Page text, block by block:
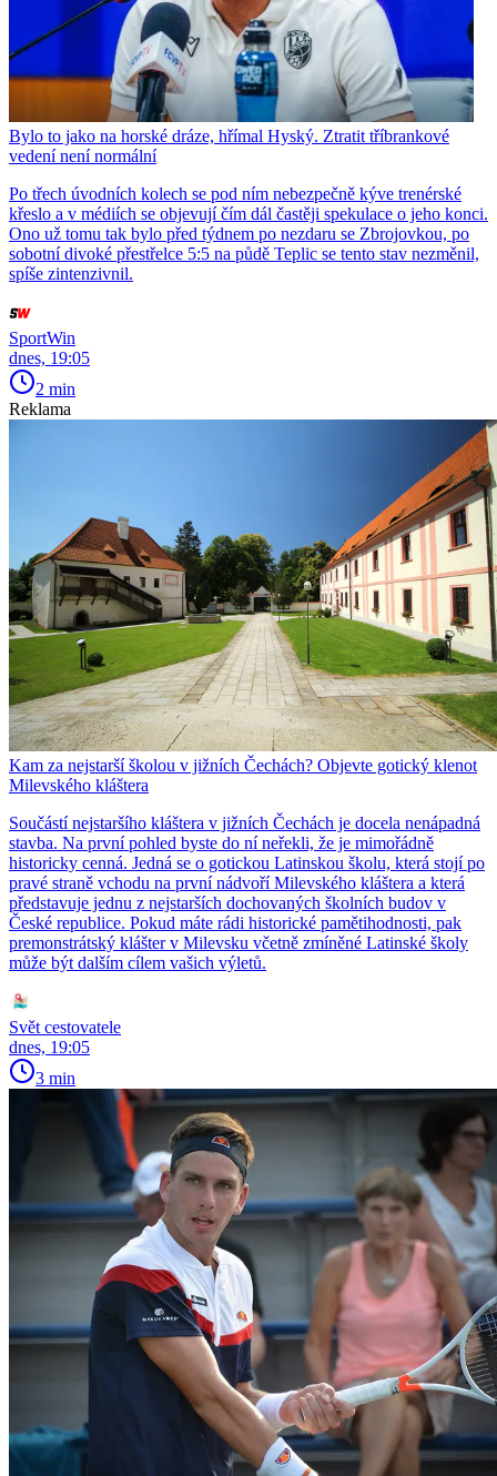
Bylo to jako na horské dráze, hřímal Hyský. Ztratit tříbrankové
vedení není normální
Po třech úvodních kolech se pod ním nebezpečně kýve trenérské
křeslo a v médiích se objevují čím dál častěji spekulace o jeho konci.
Ono už tomu tak bylo před týdnem po nezdaru se Zbrojovkou, po
sobotní divoké přestřelce 5:5 na půdě Teplic se tento stav nezměnil,
spíše zintenzivnil.
SportWin
dnes, 19:05
2 min
Reklama
Kam za nejstarší školou v jižních Čechách? Objevte gotický klenot
Milevského kláštera
Součástí nejstaršího kláštera v jižních Čechách je docela nenápadná
stavba. Na první pohled byste do ní neřekli, že je mimořádně
historicky cenná. Jedná se o gotickou Latinskou školu, která stojí po
pravé straně vchodu na první nádvoří Milevského kláštera a která
představuje jednu z nejstarších dochovaných školních budov v
České republice. Pokud máte rádi historické pamětihodnosti, pak
premonstrátský klášter v Milevsku včetně zmíněné Latinské školy
může být dalším cílem vašich výletů.
Svět cestovatele
dnes, 19:05
3 min